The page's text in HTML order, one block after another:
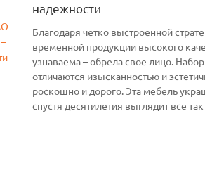
надежности
Благодаря четко выстроенной
временной продукции высокого
узнаваема – обрела свое лицо.
отличаются изысканностью и
роскошно и дорого. Эта мебель
спустя десятилетия выглядит все